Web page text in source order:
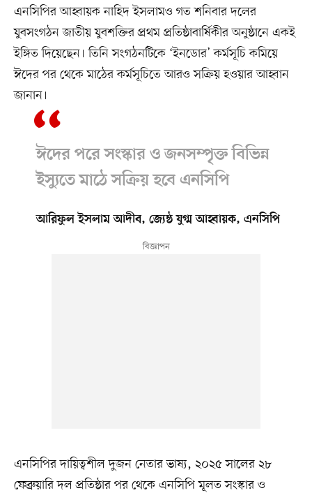
এনসিপির আহ্বায়ক নাহিদ ইসলামও গত শনিবার দলের
যুবসংগঠন জাতীয় যুবশক্তির প্রথম প্রতিষ্ঠাবার্ষিকীর অনুষ্ঠানে একই
ইঙ্গিত দিয়েছেন। তিনি সংগঠনটিকে ‘ইনডোর’ কর্মসূচি কমিয়ে
ঈদের পর থেকে মাঠের কর্মসূচিতে আরও সক্রিয় হওয়ার আহ্বান
জানান।
ঈদের পরে সংস্কার ও জনসম্পৃক্ত বিভিন্ন
ইস্যুতে মাঠে সক্রিয় হবে এনসিপি
আরিফুল ইসলাম আদীব, জ্যেষ্ঠ যুগ্ম আহ্বায়ক, এনসিপি
এনসিপির দায়িত্বশীল দুজন নেতার ভাষ্য, ২০২৫ সালের ২৮
ফেব্রুয়ারি দল প্রতিষ্ঠার পর থেকে এনসিপি মূলত সংস্কার ও